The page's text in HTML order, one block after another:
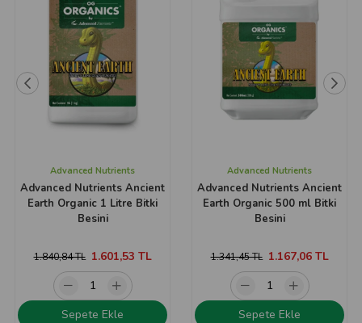
Advanced Nutrients
Advanced Nutrients Ancient
Earth Organic 1 Litre Bitki
Besini
1.601,53 TL
1.840,84 TL
Sepete Ekle
Advanced Nutrients
Advanced Nutrients Ancient
Earth Organic 500 ml Bitki
Besini
1.167,06 TL
1.341,45 TL
Sepete Ekle